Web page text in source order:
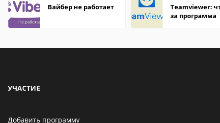
Вайбер не работает
Teamviewer:
за программа
УЧАСТИЕ
Добавить программу